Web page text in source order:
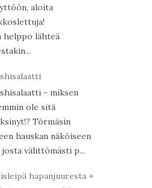
aloita
helppo lähteä
- miksen
ole sitä
Törmäsin
hauskan näköiseen
välittömästi p...
hapanjuuresta +